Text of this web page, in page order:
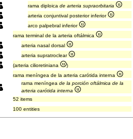
rama diploica de arteria supraorbitaria
arteria conjuntival posterior inferior
arco palpebral inferior
rama terminal de la arteria oftálmica
arteria nasal dorsal
arteria supratroclear
(arteria cilioretiniana
)
rama meníngea de la arteria carótida interna
rama meníngea de la porción oftálmica de la
arteria carótida interna
52 items
100 entities